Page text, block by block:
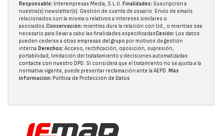
Responsable: Interempresas Media, S.L.U. Finalidades: Suscripción a
nuestra(s) newsletter(s). Gestión de cuenta de usuario. Envío de emails
relacionados con la misma o relativos a intereses similares o
asociados.Conservación: mientras dure la relación con Ud., o mientras sea
necesario para llevar a cabo las finalidades especificadasCesión: Los datos
pueden cederse a otras empresas del grupo por motivos de gestión
interna.Derechos: Acceso, rectificación, oposición, supresión,
portabilidad, limitación del tratatamiento y decisiones automatizadas:
contacte con nuestro DPD. Si considera que el tratamiento no se ajusta a la
normativa vigente, puede presentar reclamación ante la AEPD. Más
información: Política de Protección de Datos